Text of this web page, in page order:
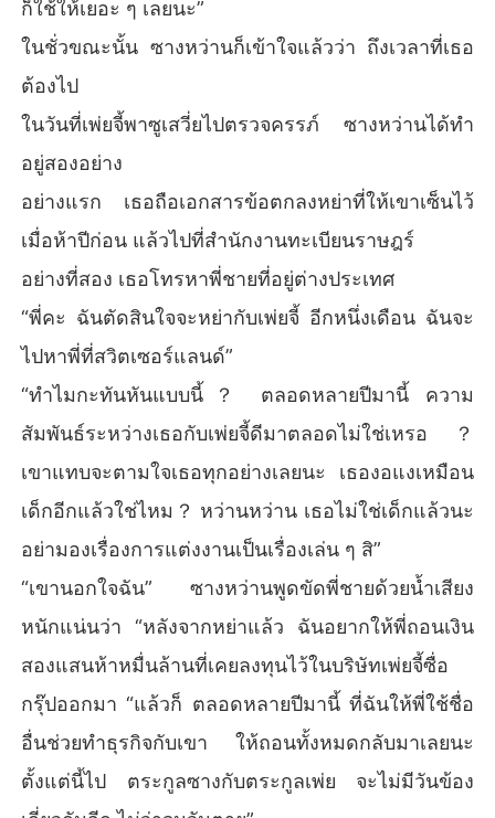
ก็ใช้ให้เยอะ ๆ เลยนะ”
ในชั่วขณะนั้น ซางหว่านก็เข้าใจแล้วว่า ถึงเวลาที่เธอ
ต้องไป
ในวันที่เพ่ยจี้พาซูเสวี่ยไปตรวจครรภ์ ซางหว่านได้ทำ
อยู่สองอย่าง
อย่างแรก เธอถือเอกสารข้อตกลงหย่าที่ให้เขาเซ็นไว้
เมื่อห้าปีก่อน แล้วไปที่สำนักงานทะเบียนราษฎร์
อย่างที่สอง เธอโทรหาพี่ชายที่อยู่ต่างประเทศ
“พี่คะ ฉันตัดสินใจจะหย่ากับเพ่ยจี้ อีกหนึ่งเดือน ฉันจะ
ไปหาพี่ที่สวิตเซอร์แลนด์”
“ทำไมกะทันหันแบบนี้？ ตลอดหลายปีมานี้ ความ
สัมพันธ์ระหว่างเธอกับเพ่ยจี้ดีมาตลอดไม่ใช่เหรอ？
เขาแทบจะตามใจเธอทุกอย่างเลยนะ เธองอแงเหมือน
เด็กอีกแล้วใช่ไหม？ หว่านหว่าน เธอไม่ใช่เด็กแล้วนะ
อย่ามองเรื่องการแต่งงานเป็นเรื่องเล่น ๆ สิ”
“เขานอกใจฉัน” ซางหว่านพูดขัดพี่ชายด้วยน้ำเสียง
หนักแน่นว่า “หลังจากหย่าแล้ว ฉันอยากให้พี่ถอนเงิน
สองแสนห้าหมื่นล้านที่เคยลงทุนไว้ในบริษัทเพ่ยจี้ซื่อ
กรุ๊ปออกมา “แล้วก็ ตลอดหลายปีมานี้ ที่ฉันให้พี่ใช้ชื่อ
อื่นช่วยทำธุรกิจกับเขา ให้ถอนทั้งหมดกลับมาเลยนะ
ตั้งแต่นี้ไป ตระกูลซางกับตระกูลเพ่ย จะไม่มีวันข้อง